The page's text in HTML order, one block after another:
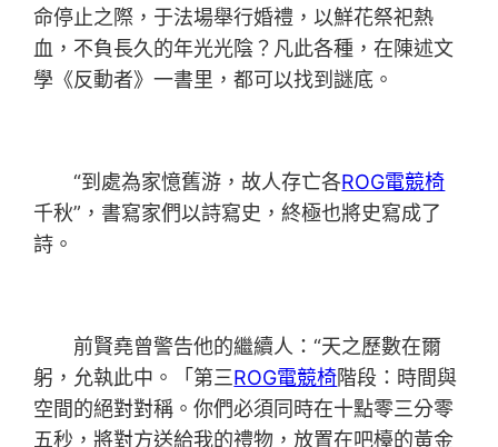
命停止之際，于法場舉行婚禮，以鮮花祭祀熱
血，不負長久的年光光陰？凡此各種，在陳述文
學《反動者》一書里，都可以找到謎底。
“到處為家憶舊游，故人存亡各ROG電競椅
千秋”，書寫家們以詩寫史，終極也將史寫成了
詩。
前賢堯曾警告他的繼續人：“天之歷數在爾
躬，允執此中。「第三ROG電競椅階段：時間與
空間的絕對對稱。你們必須同時在十點零三分零
五秒，將對方送給我的禮物，放置在吧檯的黃金